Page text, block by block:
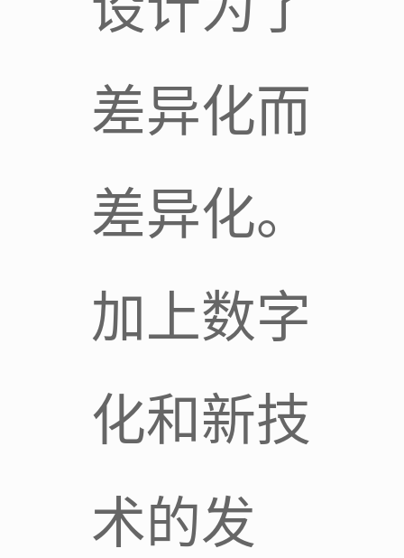
差异化而
差异化。
加上数字
化和新技
术的发